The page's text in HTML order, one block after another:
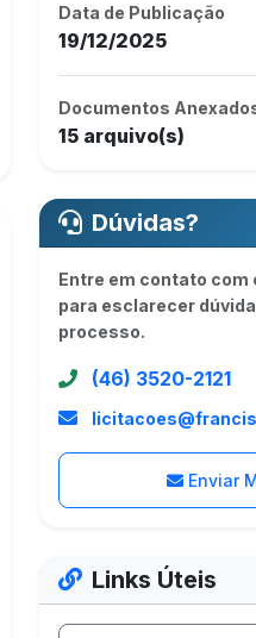
Data de Publicação
19/12/2025
Documentos
15 arquivo(s)
Dúvidas?
Entre em contato com
para esclarecer
processo.
(46) 3520-2121
Enviar
Links Úteis